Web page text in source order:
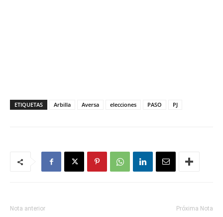
ETIQUETAS Arbilla Aversa elecciones PASO PJ
Nota anterior Próxima Nota